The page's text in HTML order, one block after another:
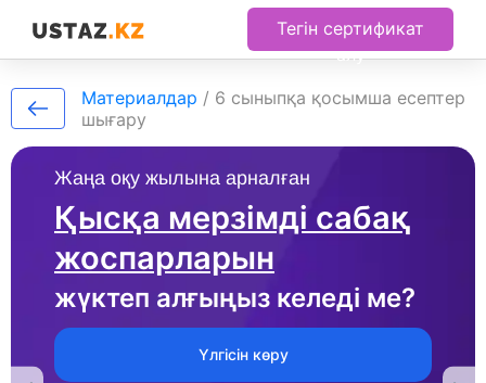
Тегін сертификат
алу
Жаңа оқу жылына арналған
Қысқа мерзімді сабақ
жоспарларын
жүктеп алғыңыз келеді ме?
Үлгісін көру
Материалдар / 6 сыныпқа қосымша есептер
шығару